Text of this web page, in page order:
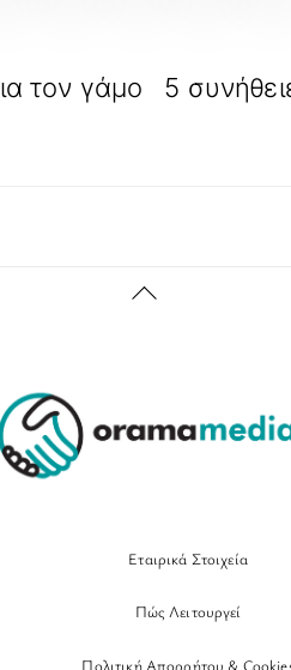
τον γάμο
5
Back
Εταιρικά Στοιχεία
Πώς Λειτουργεί
Πολιτική Απορρήτου &